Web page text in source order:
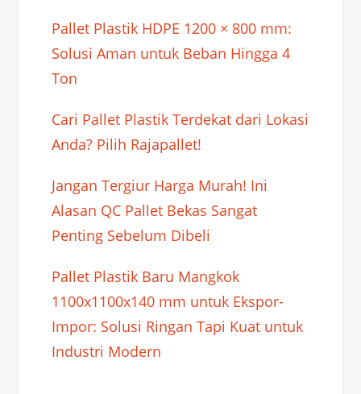
Pallet Plastik HDPE 1200 × 800 mm:
Solusi Aman untuk Beban Hingga 4
Ton
Cari Pallet Plastik Terdekat dari Lokasi
Anda? Pilih Rajapallet!
Jangan Tergiur Harga Murah! Ini
Alasan QC Pallet Bekas Sangat
Penting Sebelum Dibeli
Pallet Plastik Baru Mangkok
1100x1100x140 mm untuk Ekspor-
Impor: Solusi Ringan Tapi Kuat untuk
Industri Modern